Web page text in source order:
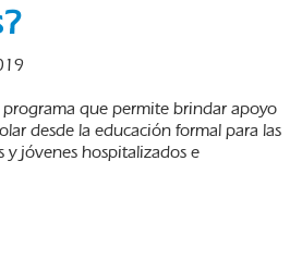
programa que permite brindar apoyo
desde la educación formal para las
y jóvenes hospitalizados e